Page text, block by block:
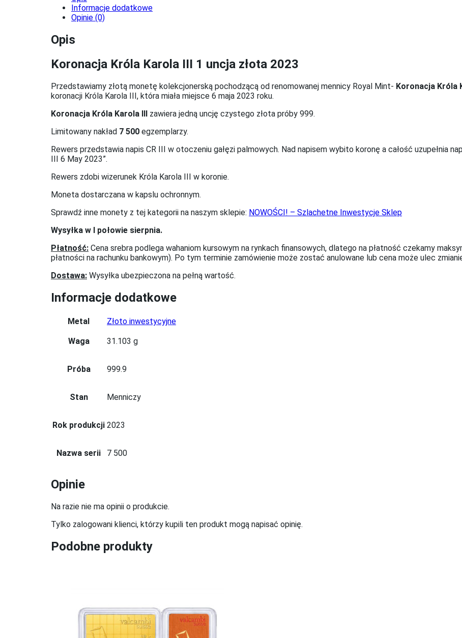
Informacje dodatkowe
Opinie (0)
Opis
Koronacja Króla Karola III 1 uncja złota 2023
Przedstawiamy złotą monetę kolekcjonerską pochodzącą od renomowanej mennicy Royal Mint- Koronacja Króla
koronacji Króla Karola III, która miała miejsce 6 maja 2023 roku.
Koronacja Króla Karola III zawiera jedną uncję czystego złota próby 999.
Limitowany nakład 7 500 egzemplarzy.
Rewers przedstawia napis CR III w otoczeniu gałęzi palmowych. Nad napisem wybito koronę a całość uzupełnia
III 6 May 2023”.
Rewers zdobi wizerunek Króla Karola III w koronie.
Moneta dostarczana w kapslu ochronnym.
Sprawdź inne monety z tej kategorii na naszym sklepie: NOWOŚCI! – Szlachetne Inwestycje Sklep
Wysyłka w I połowie sierpnia.
Płatność: Cena srebra podlega wahaniom kursowym na rynkach finansowych, dlatego na płatność czekamy
płatności na rachunku bankowym). Po tym terminie zamówienie może zostać anulowane lub cena może ulec
Dostawa: Wysyłka ubezpieczona na pełną wartość.
Informacje dodatkowe
Metal Złoto inwestycyjne
Waga 31.103 g
Próba 999.9
Stan Menniczy
Rok produkcji 2023
Nazwa serii 7 500
Opinie
Na razie nie ma opinii o produkcie.
Tylko zalogowani klienci, którzy kupili ten produkt mogą napisać opinię.
Podobne produkty